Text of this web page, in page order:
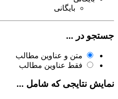
بایگانی
جستجو در ...
متن و عناوین مطالب
فقط عناوین مطالب
نمایش نتایجی که شامل ...